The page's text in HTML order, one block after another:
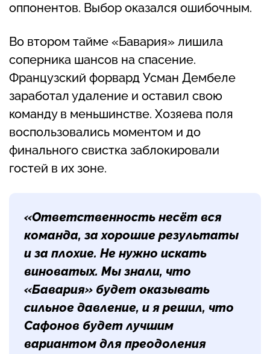
оппонентов. Выбор оказался ошибочным.
Во втором тайме «Бавария» лишила
соперника шансов на спасение.
Французский форвард Усман Дембеле
заработал удаление и оставил свою
команду в меньшинстве. Хозяева поля
воспользовались моментом и до
финального свистка заблокировали
гостей в их зоне.
«Ответственность несёт вся
команда, за хорошие результаты
и за плохие. Не нужно искать
виноватых. Мы знали, что
«Бавария» будет оказывать
сильное давление, и я решил, что
Сафонов будет лучшим
вариантом для преодоления